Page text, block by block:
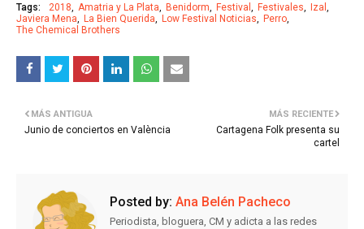
Tags: 2018 Amatria y La Plata Benidorm Festival Festivales
Izal
Javiera Mena
La Bien Querida Low Festival Noticias
Perro
The Chemical Brothers
MÁS RECIENTE
Cartagena Folk presenta su
cartel
MÁS ANTIGUA
Junio de conciertos en València
Posted by: Ana Belén Pacheco
Periodista, bloguera, CM y adicta a las redes